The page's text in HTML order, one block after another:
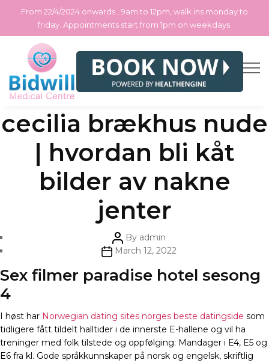
Skip
the
From 22/4/2024 onwards , 9am to 12pm, walk ins monday to
friday. Appointments start from 1pm on weekdays.
Categories
Uncategorized
Best escort.oslo
cecilia brækhus nude
| hvordan bli kåt
bilder av nakne
jenter
Post
author
By admin
PostMarch 12, 2022
Sex filmer paradise hotel sesong
4
I høst har Norwegian dating sites norges beste datingside som
tidligere fått tildelt halltider i de innerste E-hallene og vil ha
treninger med folk tilstede og oppfølging: Mandager i E4, E5 og
E6 fra kl. Gode språkkunnskaper på norsk og engelsk, skriftlig